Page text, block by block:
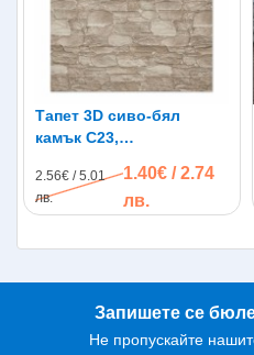
Тапет 3D сиво-бял
камък C23,
77см
2.56€ / 5.01
лв.
1.40€ / 2.74
лв.
Запишете се
Не пропускайте